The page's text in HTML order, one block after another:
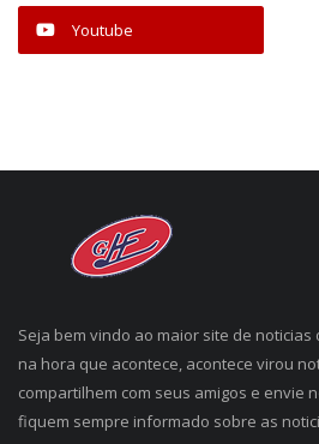
Youtube
Seja bem vindo ao maior site de
na hora que acontece, acontece virou
compartilhem com seus amigos e envie
fiquem sempre informado sobre as